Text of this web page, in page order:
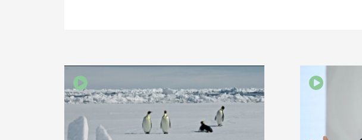
IMPRIMER